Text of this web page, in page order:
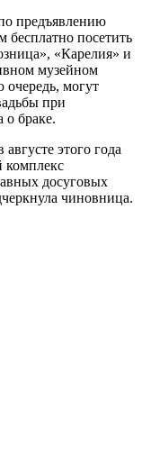
предъявлению
бесплатно посетить
«Карелия» и
музейном
могут
при
о браке.
этого года
комплекс
досуговых
чиновница.